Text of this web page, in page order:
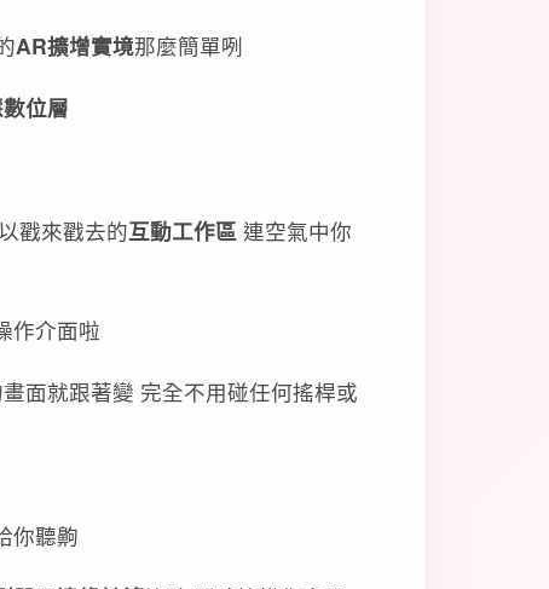
AR擴增實境那麼簡單咧
位層
戳來戳去的互動工作區 連空氣中你
作介面啦
面就跟著變 完全不用碰任何搖桿或
你聽齁